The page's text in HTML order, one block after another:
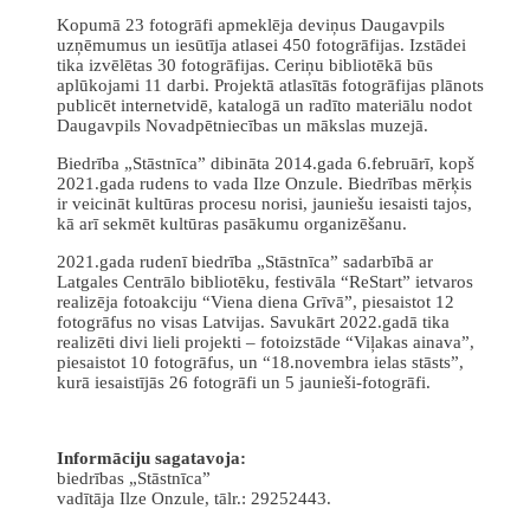
Kopumā 23 fotogrāfi apmeklēja deviņus Daugavpils
uzņēmumus un iesūtīja atlasei 450 fotogrāfijas. Izstādei
tika izvēlētas 30 fotogrāfijas. Ceriņu bibliotēkā būs
aplūkojami 11 darbi. Projektā atlasītās fotogrāfijas plānots
publicēt internetvidē, katalogā un radīto materiālu nodot
Daugavpils Novadpētniecības un mākslas muzejā.
Biedrība „Stāstnīca” dibināta 2014.gada 6.februārī, kopš
2021.gada rudens to vada Ilze Onzule. Biedrības mērķis
ir veicināt kultūras procesu norisi, jauniešu iesaisti tajos,
kā arī sekmēt kultūras pasākumu organizēšanu.
2021.gada rudenī biedrība „Stāstnīca” sadarbībā ar
Latgales Centrālo bibliotēku, festivāla “ReStart” ietvaros
realizēja fotoakciju “Viena diena Grīvā”, piesaistot 12
fotogrāfus no visas Latvijas. Savukārt 2022.gadā tika
realizēti divi lieli projekti – fotoizstāde “Viļakas ainava”,
piesaistot 10 fotogrāfus, un “18.novembra ielas stāsts”,
kurā iesaistījās 26 fotogrāfi un 5 jaunieši-fotogrāfi.
Informāciju sagatavoja:
biedrības „Stāstnīca”
vadītāja Ilze Onzule, tālr.: 29252443.